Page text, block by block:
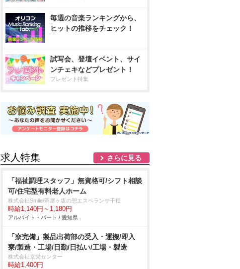
毎週の音楽ランキングから、
ヒットの推移をチェック！
試写会、登壇イベント、サイ
ンチェキなどプレゼント！
プレゼント特集
求人特集 さらに見る
「福祉調理スタッフ」無資格可/シフト相談
可/住宅型有料老人ホーム
株式会社Smile/茶屋ヶ坂の憩エスペランサ千種
時給1,140円～1,180円
アルバイト・パート / 愛知県
「寮完備」製品出荷部の受入・運搬/即入
寮/製造・工場/日勤/日払い/工場・製造
株式会社京栄センター
時給1,400円